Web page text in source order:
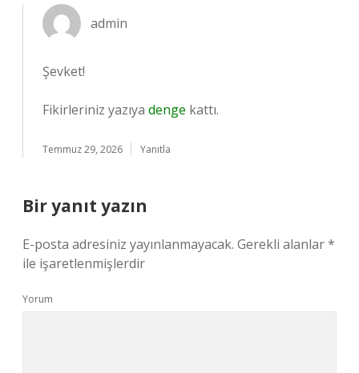
admin
Şevket!
Fikirleriniz yazıya denge kattı.
Temmuz 29, 2026 Yanıtla
Bir yanıt yazın
E-posta adresiniz yayınlanmayacak. Gerekli alanlar*
ile işaretlenmişlerdir
Yorum